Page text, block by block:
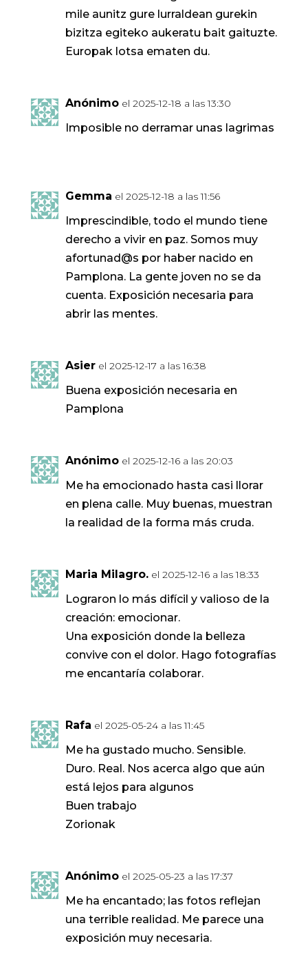
mile aunitz gure lurraldean gurekin
bizitza egiteko aukeratu bait gaituzte.
Europak lotsa ematen du.
Anónimo el 2025-12-18 a las 13:30
Imposible no derramar unas lagrimas
Gemma el 2025-12-18 a las 11:56
Imprescindible, todo el mundo tiene
derecho a vivir en paz. Somos muy
afortunad@s por haber nacido en
Pamplona. La gente joven no se da
cuenta. Exposición necesaria para
abrir las mentes.
Asier el 2025-12-17 a las 16:38
Buena exposición necesaria en
Pamplona
Anónimo el 2025-12-16 a las 20:03
Me ha emocionado hasta casi llorar
en plena calle. Muy buenas, muestran
la realidad de la forma más cruda.
Maria Milagro. el 2025-12-16 a las 18:33
Lograron lo más difícil y valioso de la
creación: emocionar.
Una exposición donde la belleza
convive con el dolor. Hago fotografías
me encantaría colaborar.
Rafa el 2025-05-24 a las 11:45
Me ha gustado mucho. Sensible.
Duro. Real. Nos acerca algo que aún
está lejos para algunos
Buen trabajo
Zorionak
Anónimo el 2025-05-23 a las 17:37
Me ha encantado; las fotos reflejan
una terrible realidad. Me parece una
exposición muy necesaria.